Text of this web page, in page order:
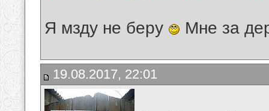
Я мзду не беру Мне за
19.08.2017, 22:01